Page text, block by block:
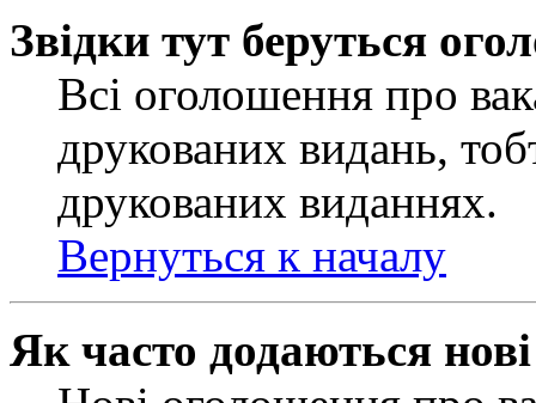
Звідки тут беруться
Всі оголошення про
друкованих видань,
друкованих виданнях.
Вернуться к началу
Як часто додаються